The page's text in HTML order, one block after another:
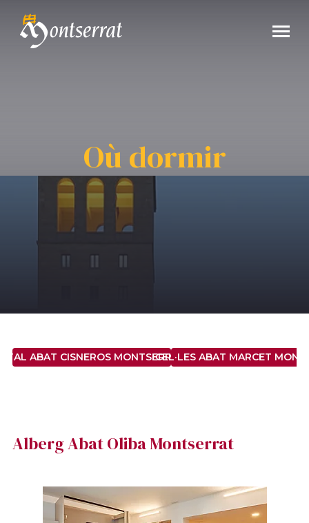
Où dormir
ABAT CISNEROS MONTSERRAT ***CEL·LES ABAT MARCET
Alberg Abat Oliba Montserrat